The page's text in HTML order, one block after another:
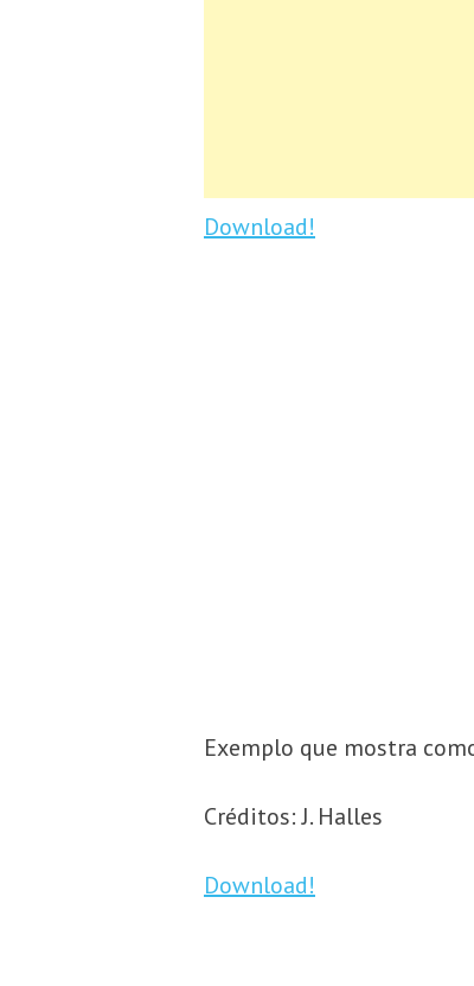
Download!
Exemplo que mostra
Créditos: J. Halles
Download!